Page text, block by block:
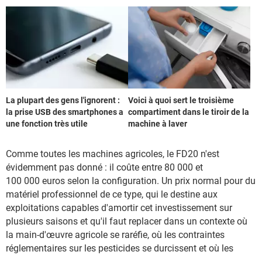
La plupart des gens l'ignorent :
la prise USB des smartphones a
une fonction très utile
Voici à quoi sert le troisième
compartiment dans le tiroir de la
machine à laver
Comme toutes les machines agricoles, le FD20 n'est
évidemment pas donné : il coûte entre 80 000 et
100 000 euros selon la configuration. Un prix normal pour du
matériel professionnel de ce type, qui le destine aux
exploitations capables d'amortir cet investissement sur
plusieurs saisons et qu'il faut replacer dans un contexte où
la main-d'œuvre agricole se raréfie, où les contraintes
réglementaires sur les pesticides se durcissent et où les